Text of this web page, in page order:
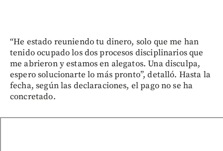
“He estado reuniendo tu dinero, solo que me han
tenido ocupado los dos procesos disciplinarios que
me abrieron y estamos en alegatos. Una disculpa,
espero solucionarte lo más pronto”, detalló. Hasta la
fecha, según las declaraciones, el pago no se ha
concretado.